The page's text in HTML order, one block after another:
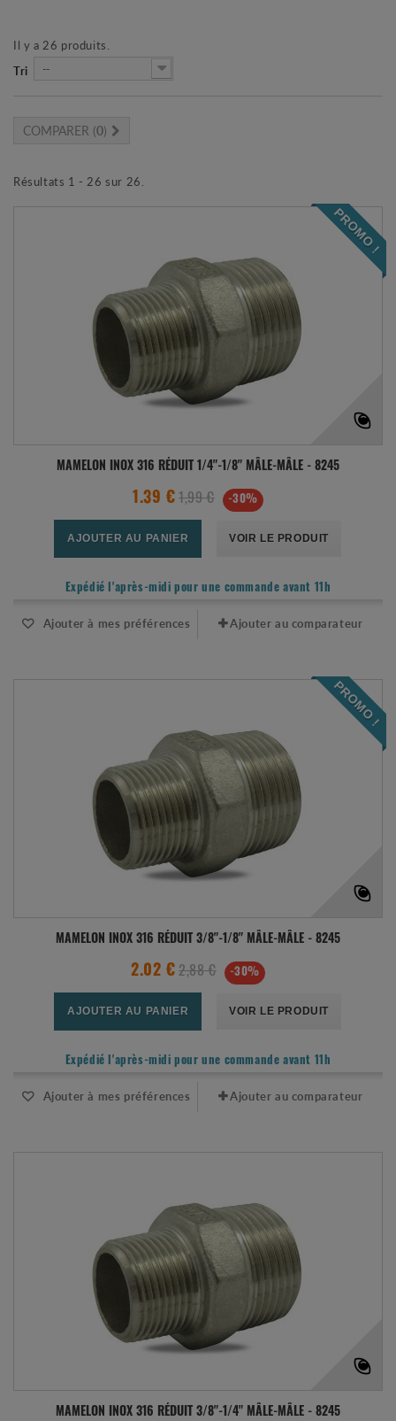
Il y a 26 produits.
Tri
--
COMPARER (0)
Résultats 1 - 26 sur 26.
PROMO !
MAMELON INOX 316 RÉDUIT 1/4"-1/8" MÂLE-MÂLE - 8245
1.39 € 1,99 € -30%
AJOUTER AU PANIER VOIR LE PRODUIT
Expédié l'après-midi pour une commande avant 11h
Ajouter à mes préférences Ajouter au comparateur
PROMO !
MAMELON INOX 316 RÉDUIT 3/8"-1/8" MÂLE-MÂLE - 8245
2.02 € 2,88 € -30%
AJOUTER AU PANIER VOIR LE PRODUIT
Expédié l'après-midi pour une commande avant 11h
Ajouter à mes préférences Ajouter au comparateur
MAMELON INOX 316 RÉDUIT 3/8"-1/4" MÂLE-MÂLE - 8245